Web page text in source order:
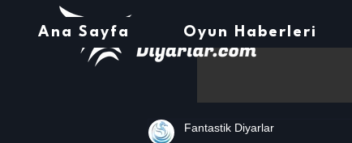
Ana Sayfa Oyun Haberleri
Fantastik Diyarlar